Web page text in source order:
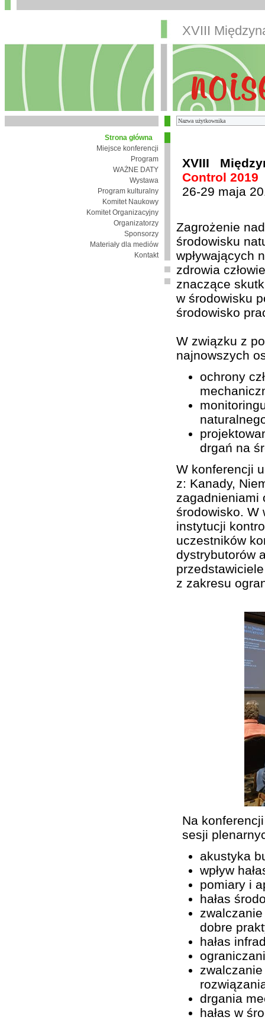
XVIII
Strona główna
Miejsce konferencji
Program
WAŻNE DATY
Wystawa
Program kulturalny
Komitet Naukowy
Komitet Organizacyjny
Organizatorzy
Sponsorzy
Materiały dla mediów
Kontakt
XVIII
Control 2019
26-29 maja
Zagrożenie
środowisku
wpływających
zdrowia
znaczące
w środowisku
środowisko
W związku z
najnowszych
ochrony
drgań na
W konferencji
z: Kanady,
zagadnieniami
środowisko. W
instytucji
uczestników
dystrybutorów
z zakresu
Na
sesji
akustyka
wpływ
pomiary i
hałas
dobre
hałas
drgania
hałas w